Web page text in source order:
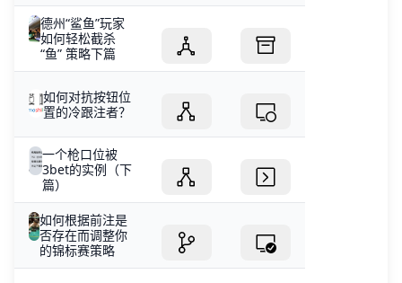
德州“鲨鱼”玩家
如何轻松截杀
“鱼” 策略下篇
如何对抗按钮位
置的冷跟注者？
一个枪口位被
3bet的实例（下
篇）
如何根据前注是
否存在而调整你
的锦标赛策略